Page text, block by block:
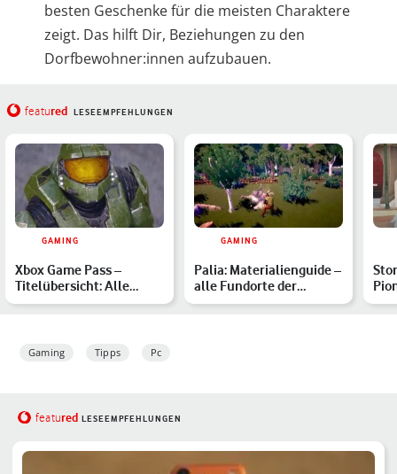
besten Geschenke für die meisten Charaktere
zeigt. Das hilft Dir, Beziehungen zu den
Dorfbewohner:innen aufzubauen.
featured LESEEMPFEHLUNGEN
GAMING
Xbox Game Pass –
Titelübersicht: Alle
verfügbaren Spiele im
GAMING
Palia: Materialienguide –
alle Fundorte der
wichtigsten Ressource…
Gaming Tipps Pc
featured LESEEMPFEHLUNGEN